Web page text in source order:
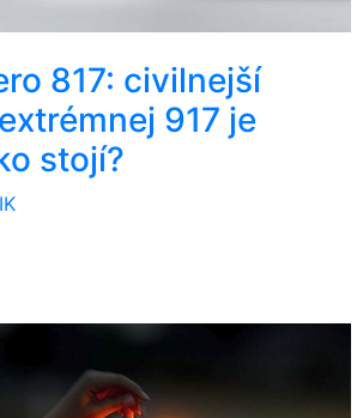
817: civilnejší
917 je
stojí?